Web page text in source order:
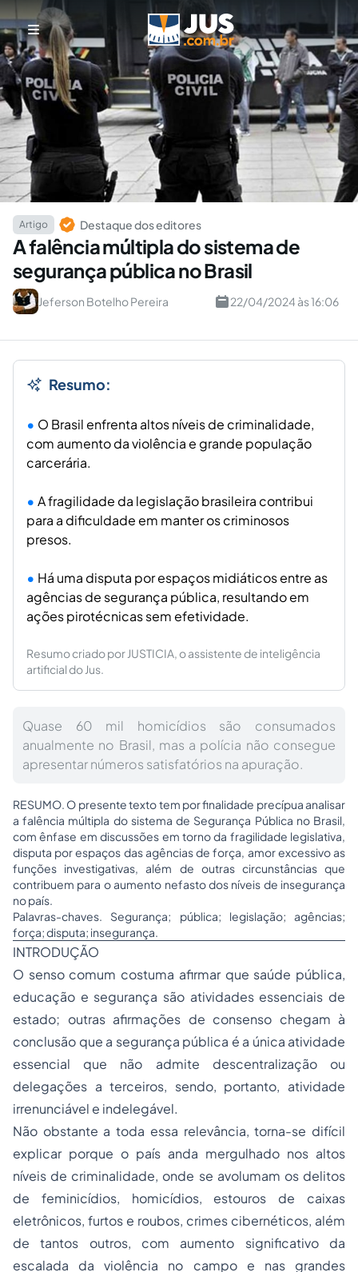
Artigo Destaque dos editores
A falência múltipla do sistema de
segurança pública no Brasil
Jeferson Botelho Pereira 22/04/2024 às 16:06
Resumo:
O Brasil enfrenta altos níveis de criminalidade,
com aumento da violência e grande população
carcerária.
A fragilidade da legislação brasileira contribui
para a dificuldade em manter os criminosos
presos.
Há uma disputa por espaços midiáticos entre as
agências de segurança pública, resultando em
ações pirotécnicas sem efetividade.
Resumo criado por JUSTICIA, o assistente de inteligência
artificial do Jus.
Quase 60 mil homicídios são consumados
anualmente no Brasil, mas a polícia não consegue
apresentar números satisfatórios na apuração.
RESUMO. O presente texto tem por finalidade precípua analisar
a falência múltipla do sistema de Segurança Pública no Brasil,
com ênfase em discussões em torno da fragilidade legislativa,
disputa por espaços das agências de força, amor excessivo as
funções investigativas, além de outras circunstâncias que
contribuem para o aumento nefasto dos níveis de insegurança
no país.
Palavras-chaves. Segurança; pública; legislação; agências;
força; disputa; insegurança.
INTRODUÇÃO
O senso comum costuma afirmar que saúde pública,
educação e segurança são atividades essenciais de
estado; outras afirmações de consenso chegam à
conclusão que a segurança pública é a única atividade
essencial que não admite descentralização ou
delegações a terceiros, sendo, portanto, atividade
irrenunciável e indelegável.
Não obstante a toda essa relevância, torna-se difícil
explicar porque o país anda mergulhado nos altos
níveis de criminalidade, onde se avolumam os delitos
de feminicídios, homicídios, estouros de caixas
eletrônicos, furtos e roubos, crimes cibernéticos, além
de tantos outros, com aumento significativo da
escalada da violência no campo e nas grandes